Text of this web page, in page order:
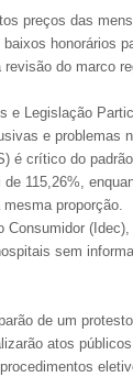
preços das
honorários
do marco
Legislação
e
é crítico do
115,26%,
proporção.
sem
de um
atos